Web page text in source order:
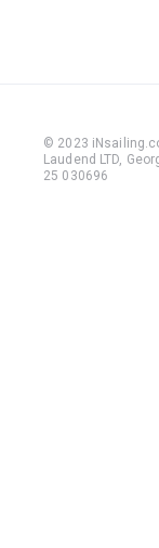
© 2023
Laudend LTD,
25 030696